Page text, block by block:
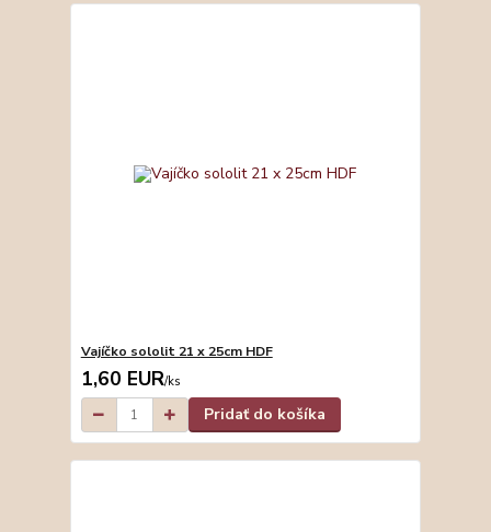
Vajíčko sololit 21 x 25cm HDF
1,60 EUR/ks
Pridať do košíka